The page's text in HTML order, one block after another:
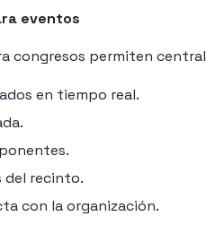
eventos
congresos permiten
en tiempo real.
del recinto.
con la organización.